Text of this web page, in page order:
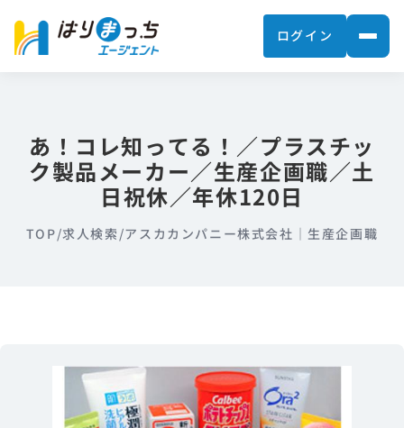
ログイン
あ！コレ知ってる！／プラスチッ
ク製品メーカー／生産企画職／土
日祝休／年休120日
TOP/求人検索 /アスカカンパニー株式会社｜生産企画職